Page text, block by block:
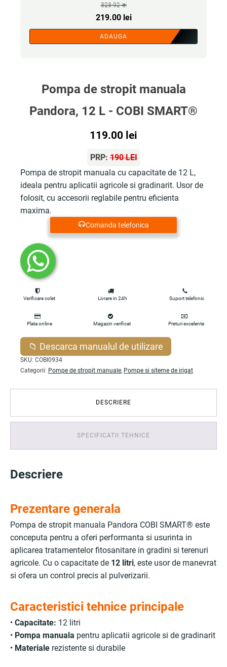
323.92lei
Prețul
inițial
a
219.00 leiPrețul
curent
este:
ADAUGA
Pompa de stropit manuala
Pandora, 12 L - COBI SMART®
119.00 lei
PRP:190 LEI
Pompa de stropit manuala cu capacitate de 12 L,
ideala pentru aplicatii agricole si gradinarit. Usor de
folosit, cu accesorii reglabile pentru eficienta
maxima.
Comanda telefonica
Verificare colet Livrare in 24h Suport telefonic
Plata online Magazin verificat Preturi excelente
📁 Descarca manualul de utilizare
SKU: COBI0934
Categorii: Pompe de stropit manuale, Pompe si siteme de irigat
DESCRIERE
SPECIFICATII TEHNICE
Descriere
Prezentare generala
Pompa de stropit manuala Pandora COBI SMART® este
conceputa pentru a oferi performanta si usurinta in
aplicarea tratamentelor fitosanitare in gradini si terenuri
agricole. Cu o capacitate de 12 litri, este usor de manevrat
si ofera un control precis al pulverizarii.
Caracteristici tehnice principale
• Capacitate: 12 litri
• Pompa manuala pentru aplicatii agricole si de gradinarit
• Materiale rezistente si durabile